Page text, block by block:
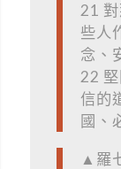
21
些人
念、
22
信的
國、
▲羅